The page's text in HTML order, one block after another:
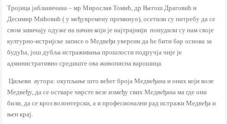
Тројица јабланичана – мр Мирослав Томић, др Његош Драговић и
Десимир Мићовић( у међувремену преминуо), осетили су потребу да се
свом завичају одуже на начин који је најтрајнији понудили су нам своје
културно-истријске записе о Медвеђи уверени да ће бити бар основа за
будућа, још дубља истраживања прошлости подручја чије је
административно средиште ова живописна варошица.
Циљеви аутора: окупљање што већег броја Медвеђана и оних који воле
Медвеђу, да се остваре чврсте везе између свих Медвеђана ма где они
били, да се кроз волонтерски, а и професионални рад истражи Медвеђа и
њен крај.